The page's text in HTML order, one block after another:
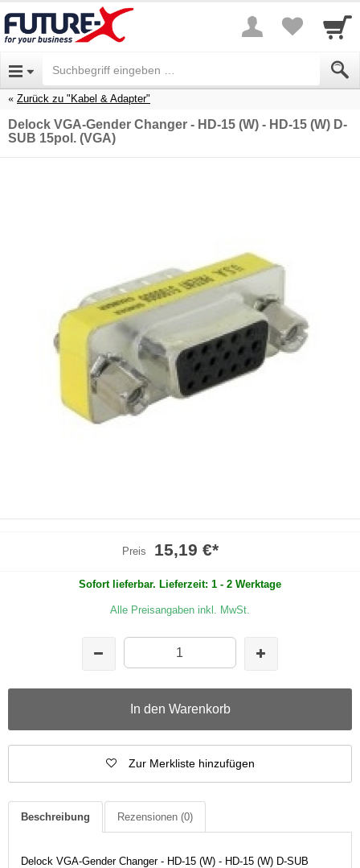
Zurück zu "Kabel & Adapter"
Delock VGA-Gender Changer - HD-15 (W) - HD-15 (W) D-
SUB 15pol. (VGA)
Preis 15,19 €*
Sofort lieferbar. Lieferzeit: 1 - 2 Werktage
Alle Preisangaben inkl. MwSt.
In den Warenkorb
Zur Merkliste hinzufügen
Beschreibung Rezensionen (0)
Delock VGA-Gender Changer - HD-15 (W) - HD-15 (W) D-SUB